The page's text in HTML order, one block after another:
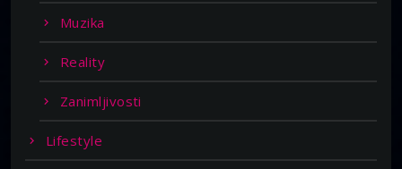
Muzika
Reality
Zanimljivosti
Lifestyle